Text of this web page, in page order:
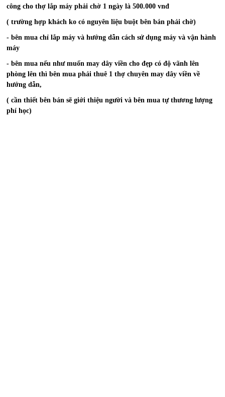
công cho thợ lắp máy phải chờ 1 ngày là 500.000 vnđ
( trường hợp khách ko có nguyên liệu buột bên bán phải chờ)
- bên mua chỉ lắp máy và hướng dẫn cách sử dụng máy và vận hành
máy
- bên mua nếu như muốn may dây viền cho đẹp có độ vãnh lên
phòng lên thì bên mua phải thuê 1 thợ chuyên may dây viền về
hướng dẫn,
( cần thiết bên bán sẽ giới thiệu người và bên mua tự thương lượng
phí học)